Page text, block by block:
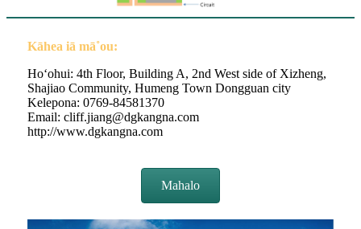
Kāhea iā mā˚ou:
Hoʻohui: 4th Floor, Building A, 2nd West side of Xizheng,
Shajiao Community, Humeng Town Dongguan city
Kelepona: 0769-84581370
Email: cliff.jiang@dgkangna.com
http://www.dgkangna.com
Mahalo